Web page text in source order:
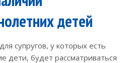
детей
супругов, у которых есть
дети, будет рассматриваться